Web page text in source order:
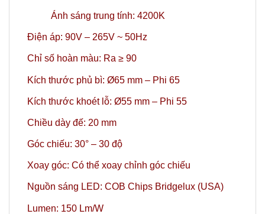
Ánh sáng trung tính: 4200K
Điện áp: 90V – 265V ~ 50Hz
Chỉ số hoàn màu: Ra ≥ 90
Kích thước phủ bì: Ø65 mm – Phi 65
Kích thước khoét lỗ: Ø55 mm – Phi 55
Chiều dày đế: 20 mm
Góc chiếu: 30° – 30 độ
Xoay góc: Có thể xoay chỉnh góc chiếu
Nguồn sáng LED: COB Chips Bridgelux (USA)
Lumen: 150 Lm/W